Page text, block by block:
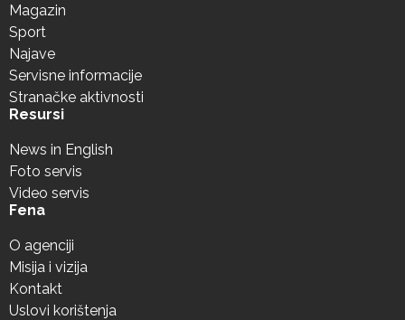
Magazin
Sport
Najave
Servisne informacije
Stranačke aktivnosti
Resursi
News in English
Foto servis
Video servis
Fena
O agenciji
Misija i vizija
Kontakt
Uslovi korištenja